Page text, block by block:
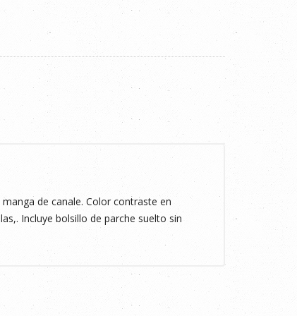
de canale. Color contraste en
Incluye bolsillo de parche suelto sin